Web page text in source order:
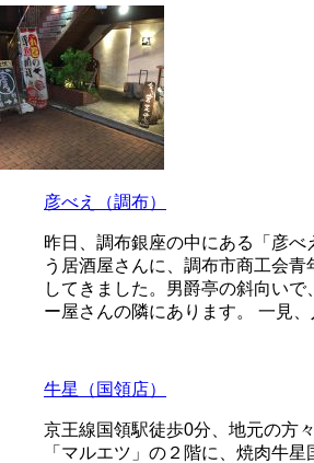
彦べえ（調布）
昨日、調布銀座の中にある「彦べ
う居酒屋さんに、調布市商工会青
してきました。男爵亭の斜向いで
ー屋さんの隣にあります。 一見
牛星（国領店）
京王線国領駅徒歩0分、地元の方
「マルエツ」の２階に、焼肉牛星